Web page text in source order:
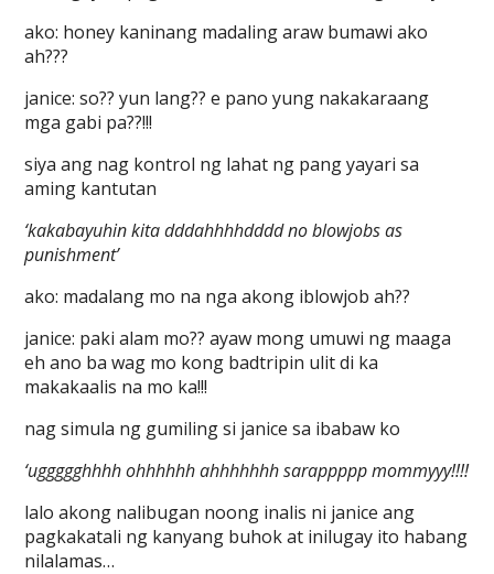
ako: honey kaninang madaling araw bumawi ako
ah???
janice: so?? yun lang?? e pano yung nakakaraang
mga gabi pa??!!!
siya ang nag kontrol ng lahat ng pang yayari sa
aming kantutan
‘kakabayuhin kita dddahhhhdddd no blowjobs as
punishment’
ako: madalang mo na nga akong iblowjob ah??
janice: paki alam mo?? ayaw mong umuwi ng maaga
eh ano ba wag mo kong badtripin ulit di ka
makakaalis na mo ka!!!
nag simula ng gumiling si janice sa ibabaw ko
‘uggggghhhh ohhhhhh ahhhhhhh sarappppp mommyyy!!!!
lalo akong nalibugan noong inalis ni janice ang
pagkakatali ng kanyang buhok at inilugay ito habang
nilalamas…